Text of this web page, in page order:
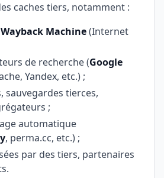
caches tiers, notamment :
Wayback Machine(Internet
de recherche (Google
Yandex, etc.) ;
sauvegardes tierces,
;
automatique
, perma.cc, etc.) ;
par des tiers, partenaires